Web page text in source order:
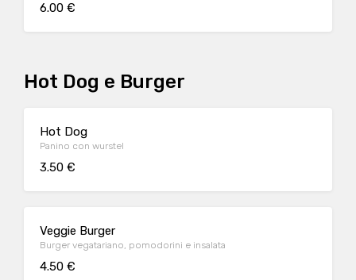
6.00 €
Hot Dog e Burger
Hot Dog
Panino con wurstel
3.50 €
Veggie Burger
Burger vegatariano, pomodorini e insalata
4.50 €